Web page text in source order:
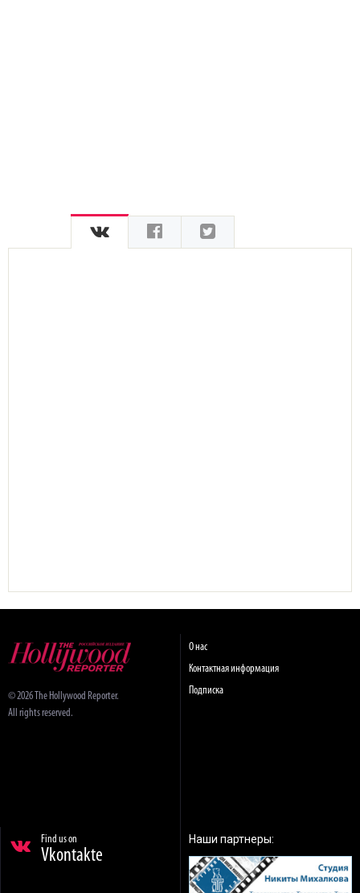
© 2026 The Hollywood Reporter.
All rights reserved.
О нас
Контактная информация
Подписка
Find us on
Vkontakte
Наши партнеры: